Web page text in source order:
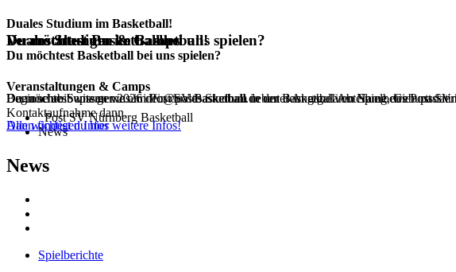
Duales Studium im Basketball!
Beginne ab Septemer 2026 dein duales Studium in der Basketball Abteilung des Post
Alle wichtigen Infos
Du möchtest Basketball bei uns spielen?
Dann schreib uns gerne an info@postbasketball.de unter Angabe von Name,
Kontaktaufnahme dann.
Veranstaltungen & Camps
Du möchtest wissen was im Post SV Basketball neben dem regulären Spielbetrieb
Dann findest du hier weitere Infos!
Duales Studium im Basketball!
Du möchtest Basketball bei uns spielen?
Veranstaltungen & Camps
Post SV Nürnberg Basketball
News
News
Spielberichte